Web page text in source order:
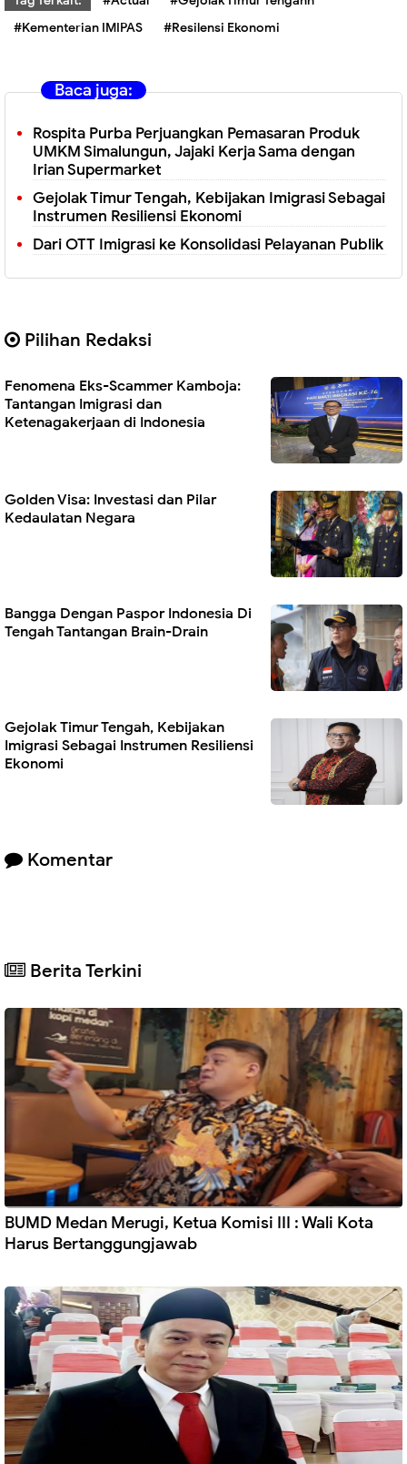
#Kementerian IMIPAS
#Resilensi Ekonomi
Baca juga:
Rospita Purba Perjuangkan Pemasaran Produk
UMKM Simalungun, Jajaki Kerja Sama dengan
Irian Supermarket
Gejolak Timur Tengah, Kebijakan Imigrasi Sebagai
Instrumen Resiliensi Ekonomi
Dari OTT Imigrasi ke Konsolidasi Pelayanan Publik
Pilihan Redaksi
Fenomena Eks-Scammer Kamboja:
Tantangan Imigrasi dan
Ketenagakerjaan di Indonesia
Golden Visa: Investasi dan Pilar
Kedaulatan Negara
Bangga Dengan Paspor Indonesia Di
Tengah Tantangan Brain-Drain
Gejolak Timur Tengah, Kebijakan
Imigrasi Sebagai Instrumen Resiliensi
Ekonomi
Komentar
Berita Terkini
BUMD Medan Merugi, Ketua Komisi III : Wali Kota
Harus Bertanggungjawab